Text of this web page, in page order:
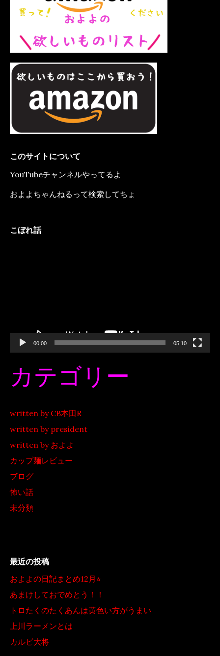
このサイトについて
YouTubeチャンネルやってるよ
およよちゃんねるって検索してちょ
こぼれ話
00:00 05:10
カテゴリー
written by CB本田R
written by president
written by およよ
カップ麺レビュー
ブログ
怖い話
未分類
最近の投稿
およよの日記まとめ12月⭐︎
あまけしておでめとう！！
トロたくのたくあんは黄色い方がうまい
上川ラーメンとは
カルビ大将